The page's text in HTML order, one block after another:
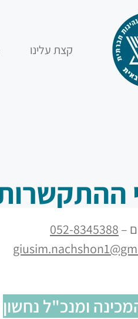
קצת עלינו
–
052-8345388
ומנכ"ל נחשון